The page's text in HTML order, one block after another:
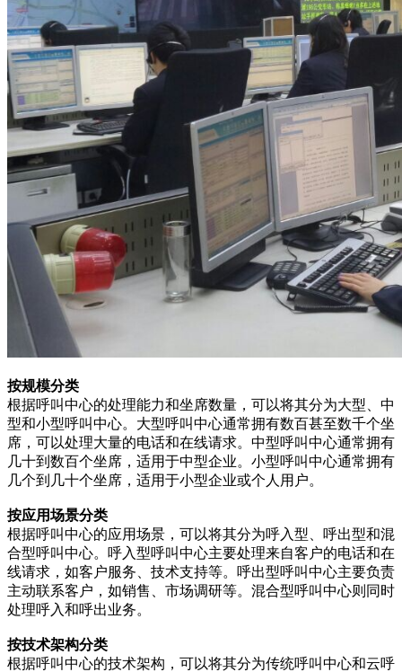
按规模分类
根据呼叫中心的处理能力和坐席数量，可以将其分为大型、中
型和小型呼叫中心。大型呼叫中心通常拥有数百甚至数千个坐
席，可以处理大量的电话和在线请求。中型呼叫中心通常拥有
几十到数百个坐席，适用于中型企业。小型呼叫中心通常拥有
几个到几十个坐席，适用于小型企业或个人用户。
按应用场景分类
根据呼叫中心的应用场景，可以将其分为呼入型、呼出型和混
合型呼叫中心。呼入型呼叫中心主要处理来自客户的电话和在
线请求，如客户服务、技术支持等。呼出型呼叫中心主要负责
主动联系客户，如销售、市场调研等。混合型呼叫中心则同时
处理呼入和呼出业务。
按技术架构分类
根据呼叫中心的技术架构，可以将其分为传统呼叫中心和云呼